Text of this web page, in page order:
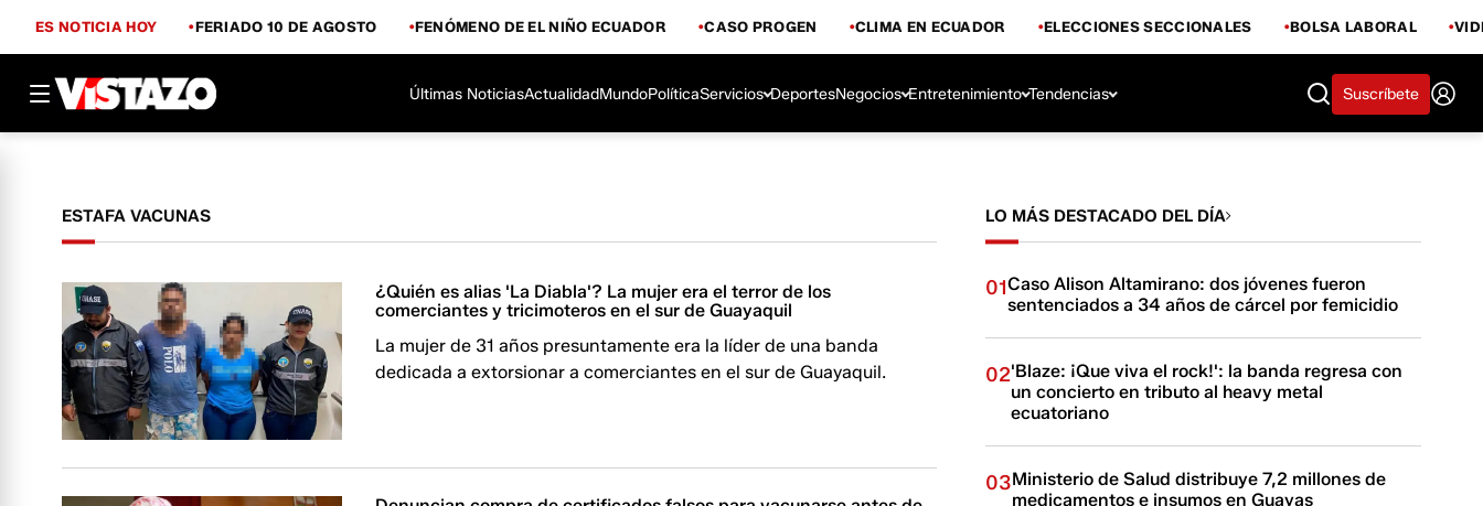
ES NOTICIA HOY FERIADO 10 DE AGOSTO FENÓMENO DE EL NIÑO ECUADOR CASO PROGEN CLIMA EN ECUADOR ELECCIONES SECCIONALES BOLSA LABORAL
Últimas NoticiasActualidadMundoPolíticaServicios DeportesNegocios Entretenimiento Tendencias Suscríbete
ESTAFA VACUNAS
¿Quién es alias 'La Diabla'? La mujer era el terror de los
comerciantes y tricimoteros en el sur de Guayaquil
La mujer de 31 años presuntamente era la líder de una banda
dedicada a extorsionar a comerciantes en el sur de Guayaquil.
LO MÁS DESTACADO DEL DÍA
01Caso Alison Altamirano: dos jóvenes fueron
sentenciados a 34 años de cárcel por femicidio
02'Blaze: ¡Que viva el rock!': la banda regresa con
un concierto en tributo al heavy metal
ecuatoriano
03Ministerio de Salud distribuye 7,2 millones de
medicamentos e insumos en Guayas